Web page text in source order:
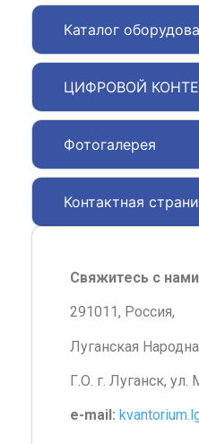
Каталог
ЦИФРОВОЙ
Фотогалерея
Контактная
Свяжитесь с
291011, Россия,
Луганская
Г.О. г. Луганск, ул.
e-mail: